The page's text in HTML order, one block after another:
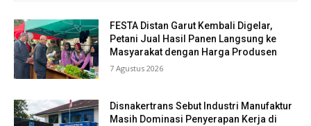
FESTA Distan Garut Kembali Digelar,
Petani Jual Hasil Panen Langsung ke
Masyarakat dengan Harga Produsen
7 Agustus 2026
Disnakertrans Sebut Industri Manufaktur
Masih Dominasi Penyerapan Kerja di